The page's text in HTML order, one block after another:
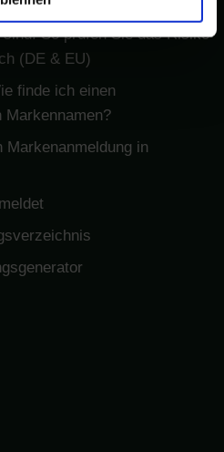
So prüfen Sie das Risiko
(DE & EU)
finde ich einen
Markennamen?
in